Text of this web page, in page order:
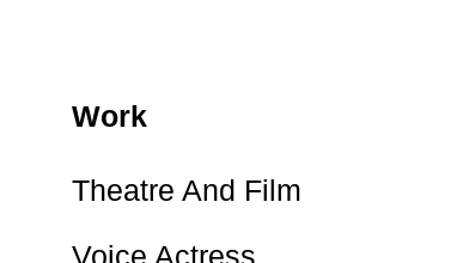
Work
Theatre And Film
Voice Actress